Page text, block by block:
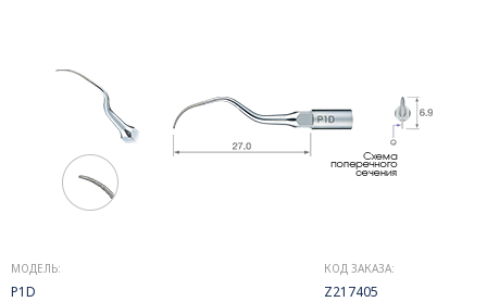
МОДЕЛЬ:
P1D
КОД ЗАКАЗА:
Z217405